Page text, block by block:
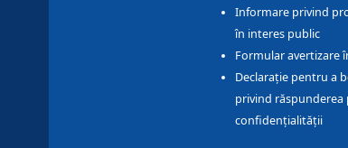
Informare privind
în interes public
Formular avertizare
Declarație pentru a
privind răspunderea
confidențialității